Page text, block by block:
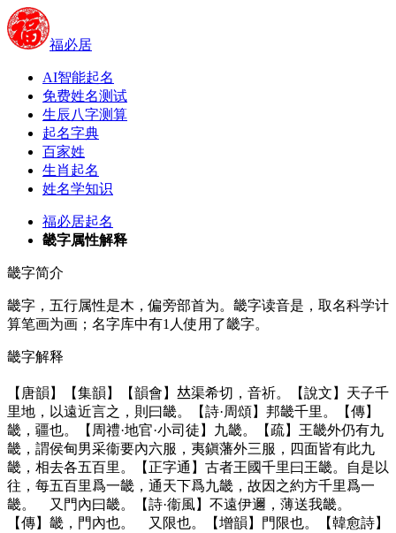
福必居
AI智能起名
免费姓名测试
生辰八字测算
起名字典
百家姓
生肖起名
姓名学知识
福必居起名
畿字属性解释
畿字简介
畿字，五行属性是木，偏旁部首为。畿字读音是，取名科学计
算笔画为画；名字库中有1人使用了畿字。
畿字解释
【唐韻】【集韻】【韻會】𠀤渠希切，音祈。【說文】天子千
里地，以遠近言之，則曰畿。【詩·周頌】邦畿千里。【傳】
畿，疆也。【周禮·地官·小司徒】九畿。【疏】王畿外仍有九
畿，謂侯甸男采衞要內六服，夷鎭藩外三服，四面皆有此九
畿，相去各五百里。【正字通】古者王國千里曰王畿。自是以
往，每五百里爲一畿，通天下爲九畿，故因之約方千里爲一
畿。 又門內曰畿。【詩·衞風】不遠伊邇，薄送我畿。
【傳】畿，門內也。 又限也。【增韻】門限也。【韓愈詩】